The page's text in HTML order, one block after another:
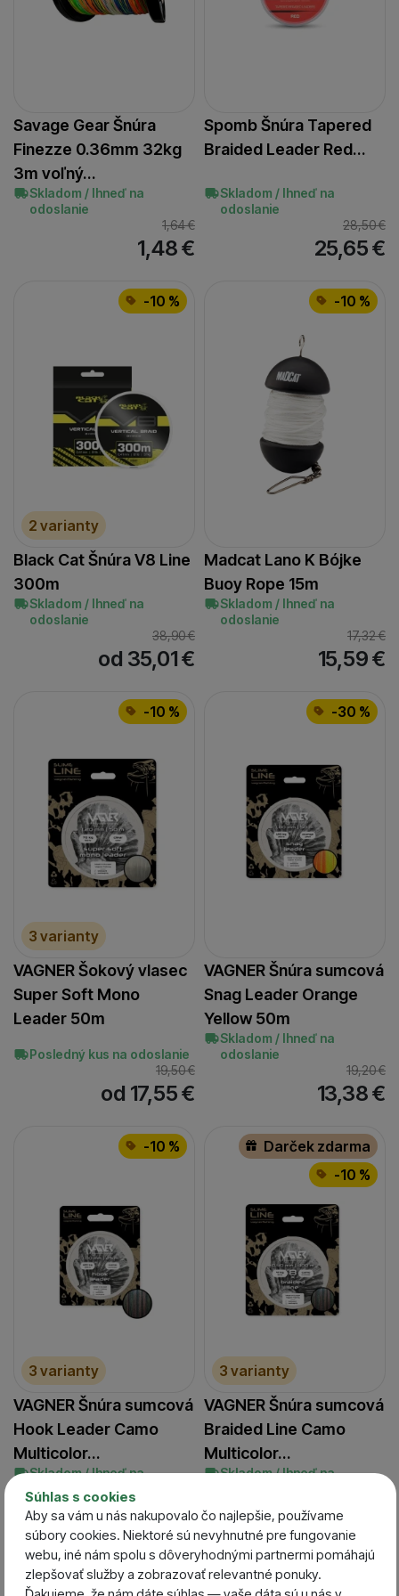
Súhlas s cookies
Aby sa vám u nás nakupovalo čo najlepšie, používame
súbory cookies. Niektoré sú nevyhnutné pre fungovanie
webu, iné nám spolu s dôveryhodnými partnermi pomáhajú
zlepšovať služby a zobrazovať relevantné ponuky.
Starbaits
Savage Gear Šnúra
Finezze 0.36mm 32kg
3m voľný…
Skladom / Ihneď na
odoslanie
1,64€
1,48€
Spomb Šnúra Tapered
Braided Leader Red…
Skladom / Ihneď na
odoslanie
28,50€
25,65€
-10 %
2 varianty
Black Cat Šnúra V8 Line
300m
Skladom / Ihneď na
odoslanie
38,90€
od 35,01€
-10 %
Madcat Lano K Bójke
Buoy Rope 15m
Skladom / Ihneď na
odoslanie
17,32€
15,59€
-10 %
3 varianty
VAGNER Šokový vlasec
Super Soft Mono
Leader 50m
Posledný kus na odoslanie
19,50€
od 17,55€
-30 %
VAGNER Šnúra sumcová
Snag Leader Orange
Yellow 50m
Skladom / Ihneď na
odoslanie
19,20€
13,38€
-10 %
3 varianty
VAGNER Šnúra sumcová
Hook Leader Camo
Multicolor…
Skladom / Ihneď na
odoslanie
13,05€
Darček zdarma
-10 %
3 varianty
VAGNER Šnúra sumcová
Braided Line Camo
Multicolor…
Skladom / Ihneď na
od 55,24
Darček zdarma